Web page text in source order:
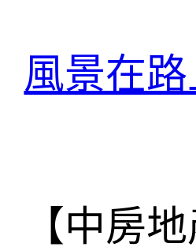
風景在路
【中房地